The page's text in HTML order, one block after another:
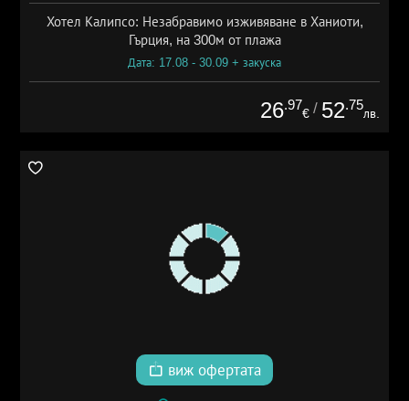
Хотел Калипсо: Незабравимо изживяване в Ханиоти,
Гърция, на 300м от плажа
Дата: 17.08 - 30.09 + закуска
26.97
€ / 52.75
лв.
виж офертата